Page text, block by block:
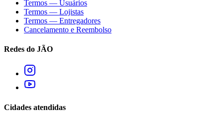
Termos — Usuários
Termos — Lojistas
Termos — Entregadores
Cancelamento e Reembolso
Redes do JÃO
Cidades atendidas